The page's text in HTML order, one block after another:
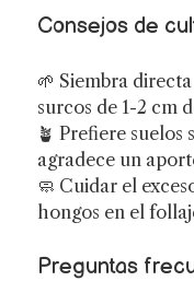
Consejos de
🌱 Siembra
surcos de 1-2 cm
🪴 Prefiere suelos
agradece un
🧼 Cuidar el
hongos en el
Preguntas